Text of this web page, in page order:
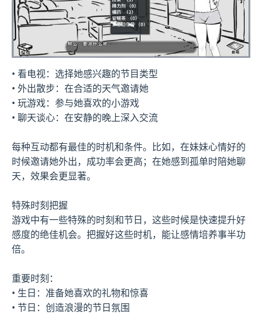
• 看电视：选择她感兴趣的节目类型
• 外出散步：在合适的天气邀请她
• 玩游戏：参与她喜欢的小游戏
• 聊天谈心：在安静的晚上深入交流
每种互动都有最佳的时机和条件。比如，在妹妹心情好的
时候邀请她外出，成功率会更高；在她感到孤单时陪她聊
天，效果会更显著。
特殊时刻把握
游戏中有一些特殊的时刻和节日，这些时候是快速提升好
感度的绝佳机会。把握好这些时机，能让感情培养事半功
倍。
重要时刻：
• 生日：准备她喜欢的礼物和惊喜
• 节日：创造浪漫的节日氛围